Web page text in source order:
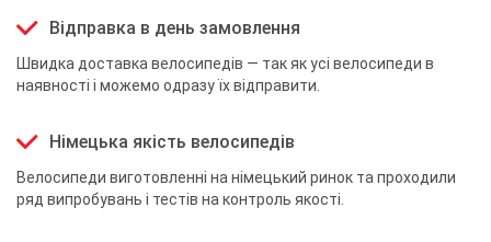
Відправка в день замовлення
Швидка доставка велосипедів — так як усі велосипеди в
наявності і можемо одразу їх відправити.
Німецька якість велосипедів
Велосипеди виготовленні на німецький ринок та проходили
ряд випробувань і тестів на контроль якості.